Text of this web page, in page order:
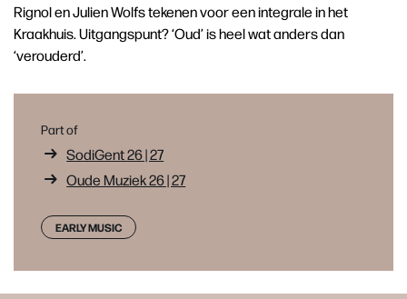
Rignol en Julien Wolfs tekenen voor een integrale in het
Kraakhuis. Uitgangspunt? ‘Oud’ is heel wat anders dan
‘verouderd’.
Part of
SodiGent 26 | 27
Oude Muziek 26 | 27
EARLY MUSIC